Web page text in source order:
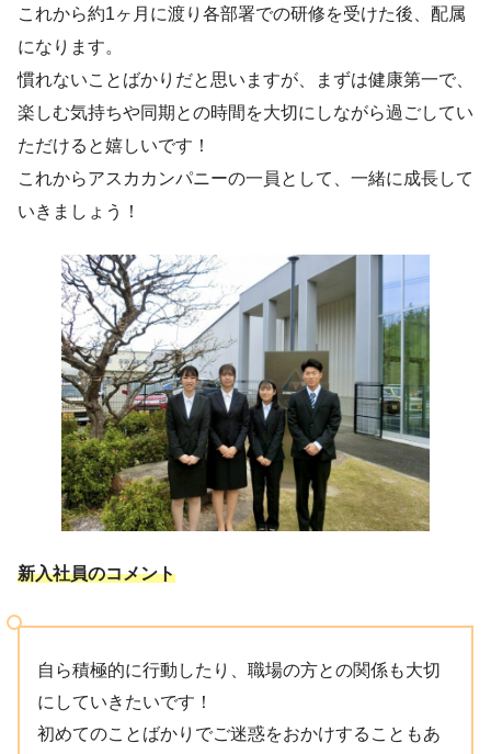
これから約1ヶ月に渡り各部署での研修を受けた後、配属
になります。
慣れないことばかりだと思いますが、まずは健康第一で、
楽しむ気持ちや同期との時間を大切にしながら過ごしてい
ただけると嬉しいです！
これからアスカカンパニーの一員として、一緒に成長して
いきましょう！
新入社員のコメント
自ら積極的に行動したり、職場の方との関係も大切
にしていきたいです！
初めてのことばかりでご迷惑をおかけすることもあ